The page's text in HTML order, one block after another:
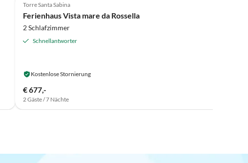
Torre Santa Sabina
Ferienhaus Vista mare da Rossella
2 Schlafzimmer
Schnellantworter
Kostenlose Stornierung
€ 677,-
2 Gäste / 7 Nächte